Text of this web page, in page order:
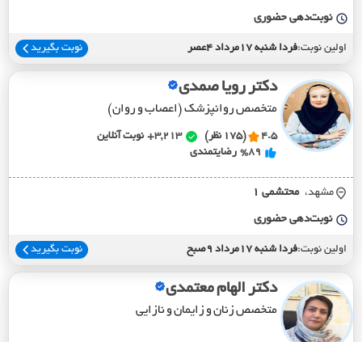
نوبت‌دهی حضوری
اولین نوبت:فردا شنبه 17مرداد 4عصر نوبت بگیرید
دکتر رویا صمدی
متخصص روانپزشک (اعصاب و روان)
4.5 (175 نظر) 3,213+
نوبت آنلاین
%89 رضایتمندی
مشهد، محتشمي 1
نوبت‌دهی حضوری
اولین نوبت:فردا شنبه 17مرداد 9صبح نوبت بگیرید
دکتر الهام معتمدی
متخصص زنان و زایمان و نازایی